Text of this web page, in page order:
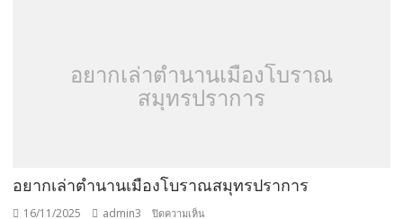
อยากเล่าตำนานเมืองโบราณ
สมุทรปราการ
อยากเล่าตำนานเมืองโบราณสมุทรปราการ
16/11/2025 admin3 ปิดความเห็น